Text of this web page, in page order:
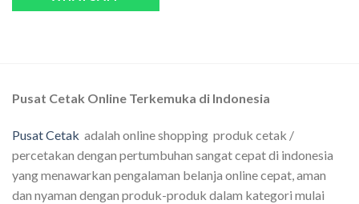
Pusat Cetak Online Terkemuka di Indonesia
Pusat Cetak adalah online shopping produk cetak /
percetakan dengan pertumbuhan sangat cepat di indonesia
yang menawarkan pengalaman belanja online cepat, aman
dan nyaman dengan produk-produk dalam kategori mulai